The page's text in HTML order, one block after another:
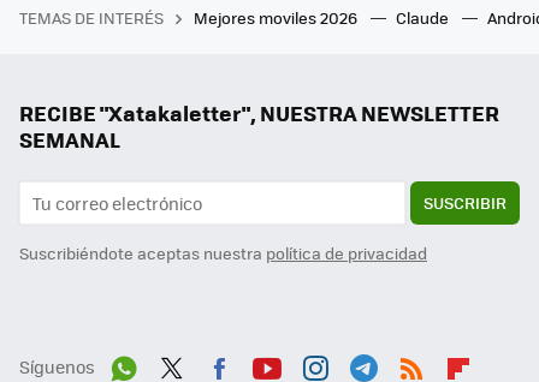
TEMAS DE INTERÉS Mejores moviles 2026 Claude
RECIBE "Xatakaletter", NUESTRA NEWSLETTER
SEMANAL
SUSCRIBIR
Suscribiéndote aceptas nuestra política de privacidad
Síguenos